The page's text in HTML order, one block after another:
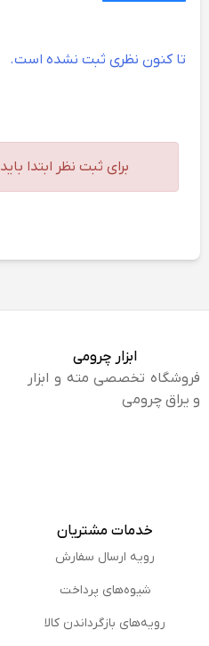
عملکرد سوراخ کاری
سختی
ساده
خاکستری
و چدن
برای ثبت نظر ابتدا باید
تا کنون نظری ثبت نشده است.
ابزار چرومی
فروشگاه تخصصی مته و ابزار
و یراق چرومی
خدمات مشتریان
رویه ارسال سفارش
شیوه‌های پرداخت
رویه‌های بازگرداندن کالا